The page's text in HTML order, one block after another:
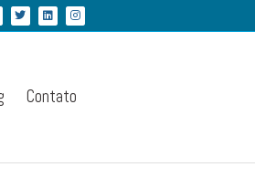
FacebookTwitter Linkedin
Contato